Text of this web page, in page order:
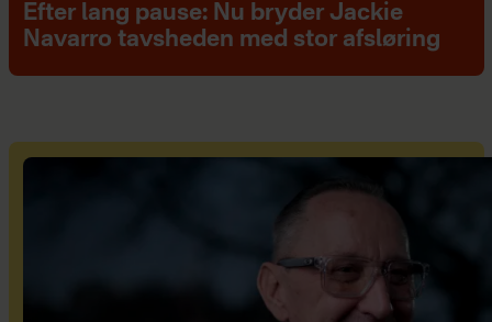
Efter lang pause: Nu bryder Jackie
Navarro tavsheden med stor afsløring